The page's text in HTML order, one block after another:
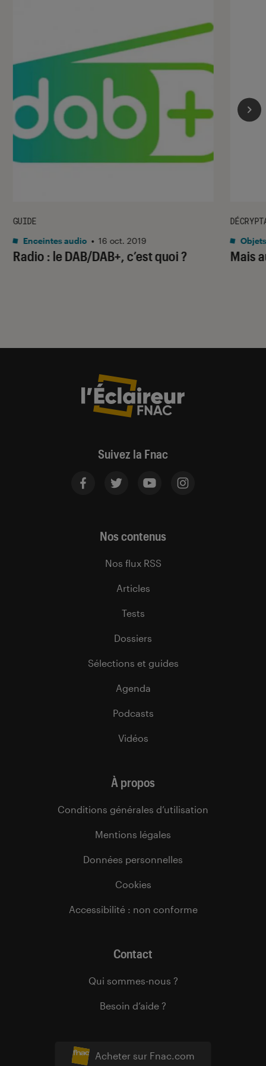
Radio : le DAB/DAB+, c’est quoi ?
GUIDE
Enceintes audio • 16 oct. 2019
Mais
Suivez la Fnac
Acheter sur Fnac.com
Nos contenus
Nos flux RSS
Articles
Tests
Dossiers
Sélections et guides
Agenda
Podcasts
Vidéos
À propos
Conditions générales d’utilisation
Mentions légales
Données personnelles
Cookies
Accessibilité : non conforme
Contact
Qui sommes-nous ?
Besoin d’aide ?